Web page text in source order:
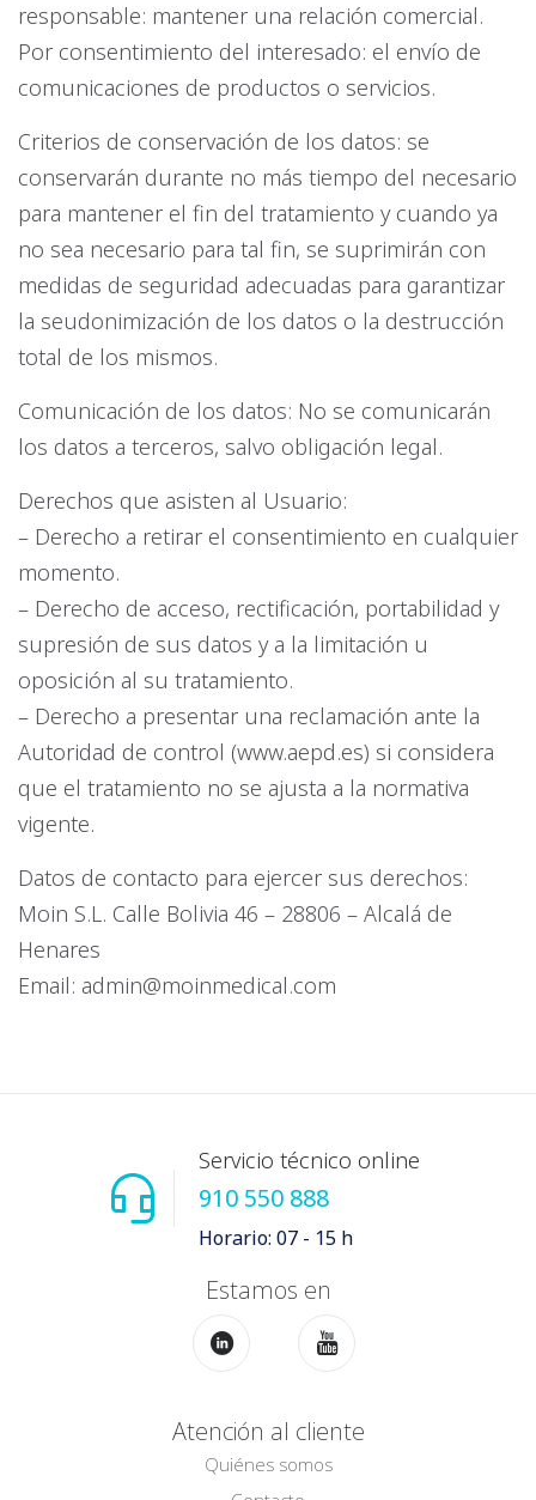
responsable: mantener una relación comercial.
Por consentimiento del interesado: el envío de
comunicaciones de productos o servicios.
Criterios de conservación de los datos: se
conservarán durante no más tiempo del necesario
para mantener el fin del tratamiento y cuando ya
no sea necesario para tal fin, se suprimirán con
medidas de seguridad adecuadas para garantizar
la seudonimización de los datos o la destrucción
total de los mismos.
Comunicación de los datos: No se comunicarán
los datos a terceros, salvo obligación legal.
Derechos que asisten al Usuario:
– Derecho a retirar el consentimiento en cualquier
momento.
– Derecho de acceso, rectificación, portabilidad y
supresión de sus datos y a la limitación u
oposición al su tratamiento.
– Derecho a presentar una reclamación ante la
Autoridad de control (www.aepd.es) si considera
que el tratamiento no se ajusta a la normativa
vigente.
Datos de contacto para ejercer sus derechos:
Moin S.L. Calle Bolivia 46 – 28806 – Alcalá de
Henares
Email: admin@moinmedical.com
Servicio técnico online
910 550 888
Horario: 07 - 15 h
Estamos en
Atención al cliente
Quiénes somos